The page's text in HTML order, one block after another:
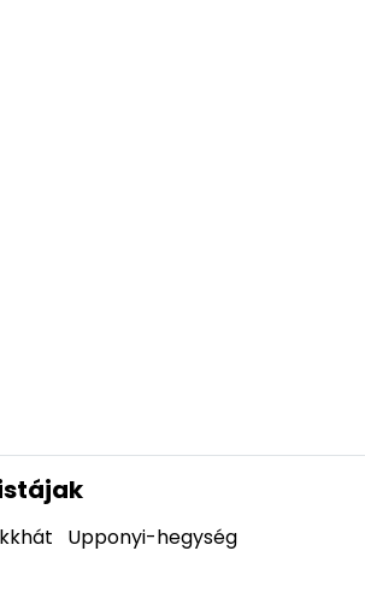
Upponyi-hegység